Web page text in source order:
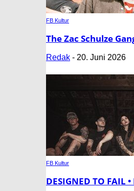
FB Kultur
The Zac Schulze
Redak - 20. Juni 2026
FB Kultur
DESIGNED TO FAIL